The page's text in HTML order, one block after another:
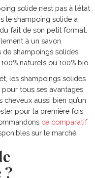
solide n’est pas à l’état
le shampoing solide a
fait de son petit format.
à un savon
shampoings solides
naturels ou 100% bio.
les shampoings solides
tous ses avantages
aussi bien qu’un
pour la première fois
ce comparatif
sur le marché.
?